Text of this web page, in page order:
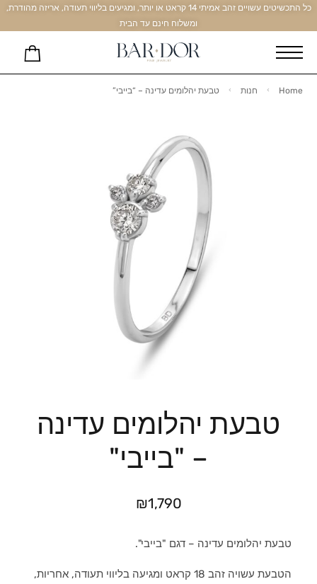
כל התכשיטים עשויים זהב אמיתי 14 קראט או יותר, ומגיעים בליווי תעודה, אריזה מהודרת,
ומשלוח חינם עד הבית
Home חנות טבעת יהלומים עדינה – “בייבי”
טבעת יהלומים עדינה
– "בייבי"
₪1,790
טבעת יהלומים עדינה – דגם "בייבי".
הטבעת עשויה זהב 18 קראט ומגיעה בליווי תעודה, אחריות,